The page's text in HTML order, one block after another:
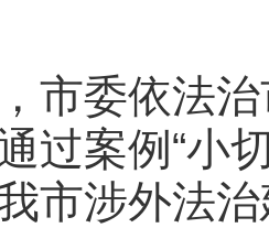
委依法治
过案例“小
市涉外法